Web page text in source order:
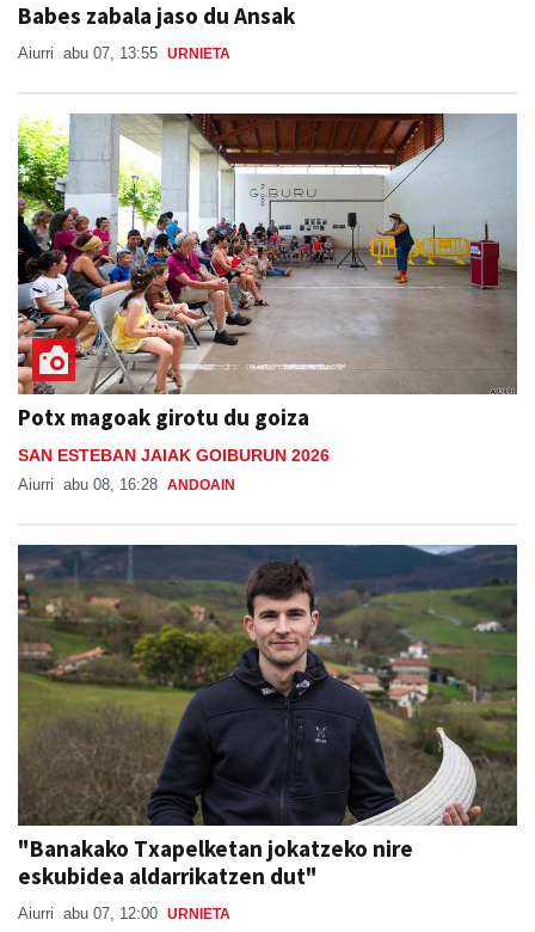
Babes zabala jaso du Ansak
Aiurri abu 07, 13:55 URNIETA
Potx magoak girotu du goiza
SAN ESTEBAN JAIAK GOIBURUN 2026
Aiurri abu 08, 16:28 ANDOAIN
"Banakako Txapelketan jokatzeko nire
eskubidea aldarrikatzen dut"
Aiurri abu 07, 12:00 URNIETA